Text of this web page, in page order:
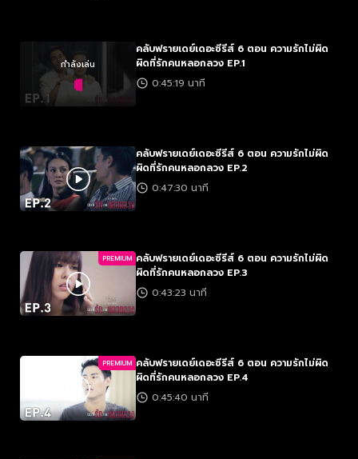
กำลังเล่น
คลับฟรายเดย์เดอะซีรีส์ 6 ตอน ความรักไม่ผิด
ผิดที่รักคนหลอกลวง EP.1
0:45:19 นาที
คลับฟรายเดย์เดอะซีรีส์ 6 ตอน ความรักไม่ผิด
ผิดที่รักคนหลอกลวง EP.2
0:47:30 นาที
PREMIUM คลับฟรายเดย์เดอะซีรีส์ 6 ตอน ความรักไม่ผิด
ผิดที่รักคนหลอกลวง EP.3
0:43:23 นาที
PREMIUM คลับฟรายเดย์เดอะซีรีส์ 6 ตอน ความรักไม่ผิด
ผิดที่รักคนหลอกลวง EP.4
0:45:40 นาที